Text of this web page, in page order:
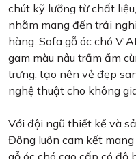
chút kỹ lưỡng từ chất
nhằm mang đến trải
hàng. Sofa gỗ óc chó
gam màu nâu trầm ấm
trưng, tạo nên vẻ đẹp
nghệ thuật cho không
Với đội ngũ thiết kế và
Đông luôn cam kết
gỗ óc chó cao cấp có